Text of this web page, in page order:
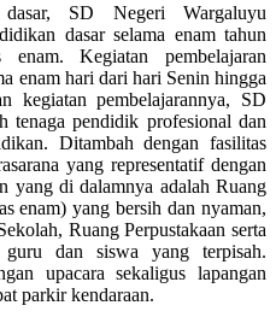
SD Negeri Wargaluyu
dasar selama enam tahun
Kegiatan pembelajaran
enam hari dari hari Senin hingga
kegiatan pembelajarannya, SD
tenaga pendidik profesional dan
Ditambah dengan fasilitas
yang representatif dengan
yang di dalamnya adalah Ruang
enam) yang bersih dan nyaman,
Ruang Perpustakaan serta
dan siswa yang terpisah.
upacara sekaligus lapangan
parkir kendaraan.